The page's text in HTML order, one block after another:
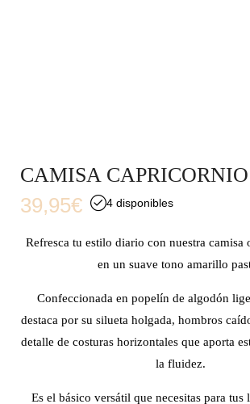
CAMISA CAPRICORNIO
39,95€ 4 disponibles
Refresca tu estilo diario con nuestra camisa
en un suave tono amarillo
Confeccionada en popelín de algodón
destaca por su silueta holgada, hombros
detalle de costuras horizontales que aporta
la fluidez.
Es el básico versátil que necesitas para tus